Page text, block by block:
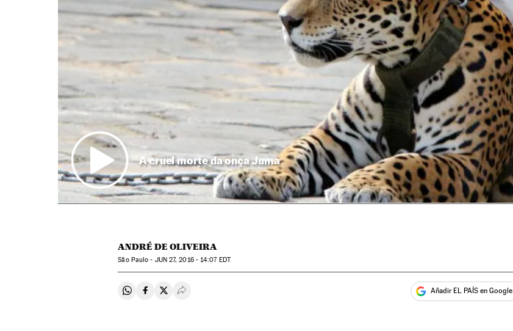
A cruel morte da onça Juma
ANDRÉ DE OLIVEIRA
São Paulo - JUN27, 2016 - 14:07EDT
Compartir en Whatsapp
Compartir en Facebook
Compartir en Twitter
Desplegar Redes Sociales Añadir EL PAÍS en Google